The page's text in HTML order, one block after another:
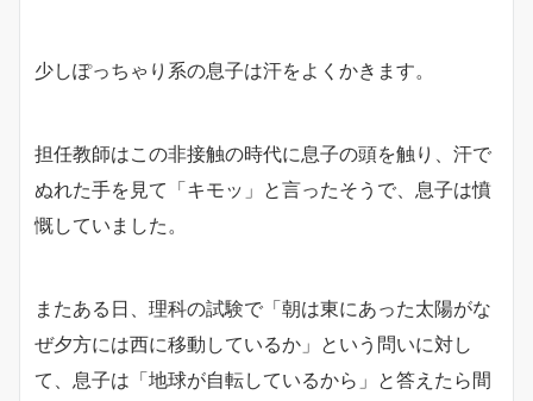
少しぽっちゃり系の息子は汗をよくかきます。
担任教師はこの非接触の時代に息子の頭を触り、汗で
ぬれた手を見て「キモッ」と言ったそうで、息子は憤
慨していました。
またある日、理科の試験で「朝は東にあった太陽がな
ぜ夕方には西に移動しているか」という問いに対し
て、息子は「地球が自転しているから」と答えたら間